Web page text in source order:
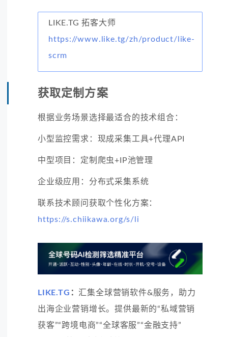
LIKE.TG 拓客大师
https://www.like.tg/zh/product/like-
scrm
获取定制方案
根据业务场景选择最适合的技术组合：
小型监控需求：现成采集工具+代理API
中型项目：定制爬虫+IP池管理
企业级应用：分布式采集系统
联系技术顾问获取个性化方案：
https://s.chiikawa.org/s/li
LIKE.TG ： 汇集全球营销软件&服务，助力
出海企业营销增长。提供最新的“私域营销
获客”“跨境电商”“全球客服”“金融支持”